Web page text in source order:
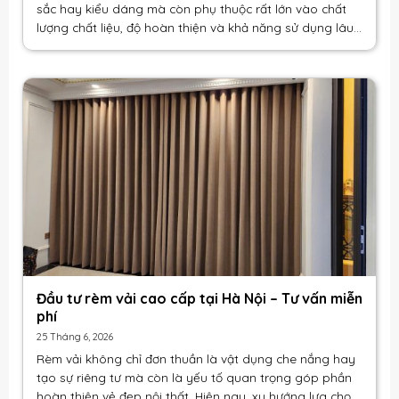
sắc hay kiểu dáng mà còn phụ thuộc rất lớn vào chất
lượng chất liệu, độ hoàn thiện và khả năng sử dụng lâu
Đầu tư rèm vải cao cấp tại Hà Nội – Tư vấn miễn
phí
25 Tháng 6, 2026
Rèm vải không chỉ đơn thuần là vật dụng che nắng hay
tạo sự riêng tư mà còn là yếu tố quan trọng góp phần
hoàn thiện vẻ đẹp nội thất. Hiện nay, xu hướng lựa chọn